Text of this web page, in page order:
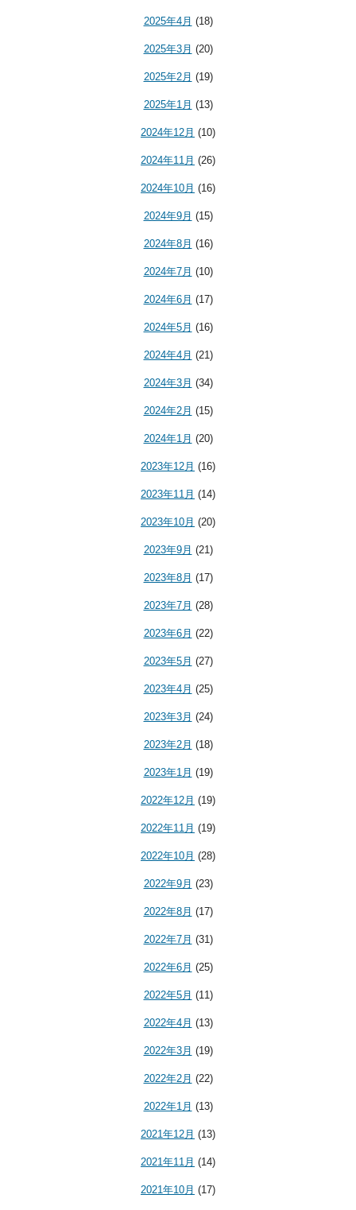
2025年4月 (18)
2025年3月 (20)
2025年2月 (19)
2025年1月 (13)
2024年12月 (10)
2024年11月 (26)
2024年10月 (16)
2024年9月 (15)
2024年8月 (16)
2024年7月 (10)
2024年6月 (17)
2024年5月 (16)
2024年4月 (21)
2024年3月 (34)
2024年2月 (15)
2024年1月 (20)
2023年12月 (16)
2023年11月 (14)
2023年10月 (20)
2023年9月 (21)
2023年8月 (17)
2023年7月 (28)
2023年6月 (22)
2023年5月 (27)
2023年4月 (25)
2023年3月 (24)
2023年2月 (18)
2023年1月 (19)
2022年12月 (19)
2022年11月 (19)
2022年10月 (28)
2022年9月 (23)
2022年8月 (17)
2022年7月 (31)
2022年6月 (25)
2022年5月 (11)
2022年4月 (13)
2022年3月 (19)
2022年2月 (22)
2022年1月 (13)
2021年12月 (13)
2021年11月 (14)
2021年10月 (17)